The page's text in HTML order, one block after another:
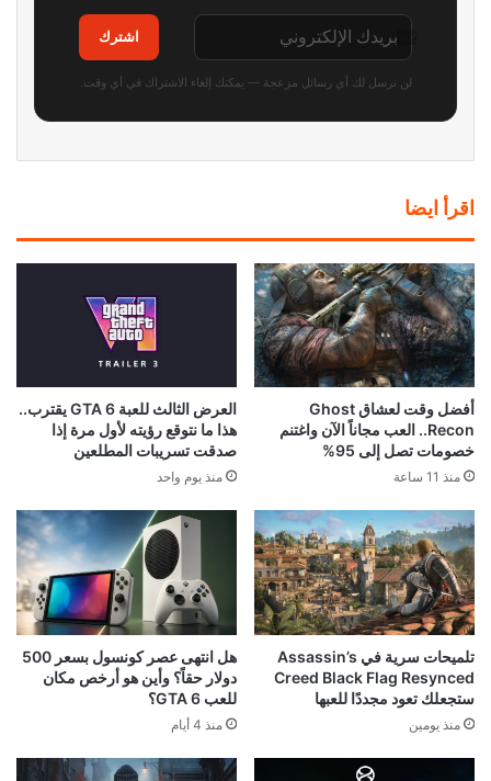
اشترك
لن نرسل لك أي رسائل مزعجة — يمكنك إلغاء الاشتراك في أي وقت.
اقرأ ايضا
أفضل وقت لعشاق Ghost
Recon.. العب مجاناً الآن واغتنم
خصومات تصل إلى 95%
منذ 11 ساعة
العرض الثالث للعبة GTA 6 يقترب..
هذا ما نتوقع رؤيته لأول مرة إذا
صدقت تسريبات المطلعين
منذ يوم واحد
تلميحات سرية في Assassin’s
Creed Black Flag Resynced
ستجعلك تعود مجددًا للعبها
منذ يومين
هل انتهى عصر كونسول بسعر 500
دولار حقاً؟ وأين هو أرخص مكان
للعب GTA 6؟
منذ 4 أيام